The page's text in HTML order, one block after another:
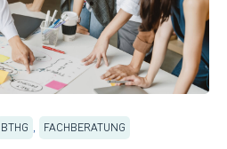
BTHG , FACHBERATUNG